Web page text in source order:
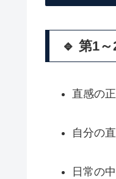
🔹 第1
直感の
自分の
日常の